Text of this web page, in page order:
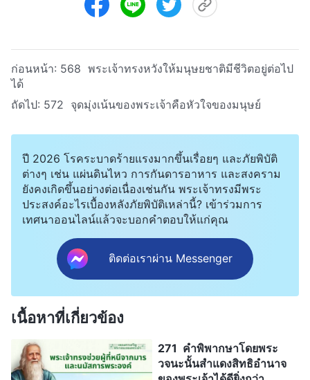
ก่อนหน้า: 568 พระเจ้าทรงหวังให้มนุษยชาติมีชีวิตอยู่ต่อไป
ได้
ถัดไป: 572 จุดมุ่งเน้นของพระเจ้าคือหัวใจของมนุษย์
ปี 2026 โรคระบาดร้ายแรงมากขึ้นเรื่อยๆ และภัยพิบัติ
ต่างๆ เช่น แผ่นดินไหว การกันดารอาหาร และสงคราม
ยังคงเกิดขึ้นอย่างต่อเนื่องเช่นกัน พระเจ้าทรงมีพระ
ประสงค์อะไรเบื้องหลังภัยพิบัติเหล่านี้? เข้าร่วมการ
เทศนาออนไลน์แล้วจะบอกคำตอบให้แก่คุณ
ติดต่อเราผ่าน Messenger
เนื้อหาที่เกี่ยวข้อง
271 คำพิพากษาโดยพระ
วจนะนั้นสำแดงสิทธิอำนาจ